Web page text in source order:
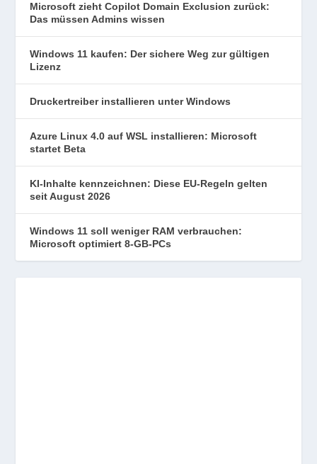
Microsoft zieht Copilot Domain Exclusion zurück:
Das müssen Admins wissen
Windows 11 kaufen: Der sichere Weg zur gültigen
Lizenz
Druckertreiber installieren unter Windows
Azure Linux 4.0 auf WSL installieren: Microsoft
startet Beta
KI-Inhalte kennzeichnen: Diese EU-Regeln gelten
seit August 2026
Windows 11 soll weniger RAM verbrauchen:
Microsoft optimiert 8-GB-PCs